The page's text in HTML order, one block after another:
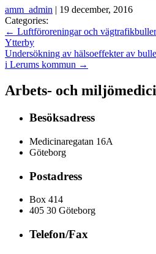
amm_admin | 19 december, 2016
Categories:
← Luftföroreningar och
Ytterby
Undersökning av hälsoeffekter av
i Lerums kommun →
Arbets- och
Besöksadress
Medicinaregatan 16A
Göteborg
Postadress
Box 414
405 30 Göteborg
Telefon/Fax